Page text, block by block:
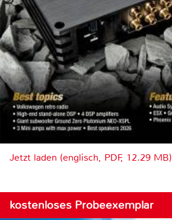
Jetzt laden (englisch, PDF, 12.29 MB)
kostenloses Probeexemplar